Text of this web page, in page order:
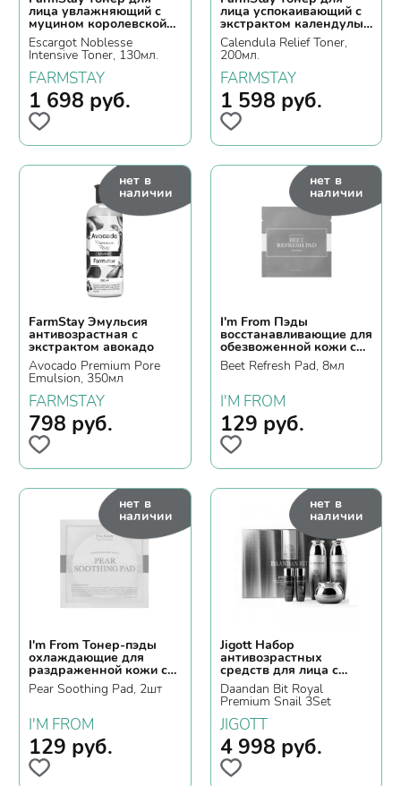
лица увлажняющий с
муцином королевской
улитки
Escargot Noblesse
Intensive Toner, 130мл.
FARMSTAY
1 698 руб.
лица успокаивающий с
экстрактом календулы
веганский
Calendula Relief Toner,
200мл.
FARMSTAY
1 598 руб.
нет в
наличии
FarmStay Эмульсия
антивозрастная с
экстрактом авокадо
Avocado Premium Pore
Emulsion, 350мл
FARMSTAY
798 руб.
нет в
наличии
I'm From Пэды
восстанавливающие для
обезвоженной кожи с
экстрактом свеклы
Beet Refresh Pad, 8мл
I'M FROM
129 руб.
нет в
наличии
I'm From Тонер-пэды
охлаждающие для
раздраженной кожи с
экстрактом груши
Pear Soothing Pad, 2шт
I'M FROM
129 руб.
нет в
наличии
Jigott Набор
антивозрастных
средств для лица с
муцином улитки
Daandan Bit Royal
Premium Snail 3Set
JIGOTT
4 998 руб.